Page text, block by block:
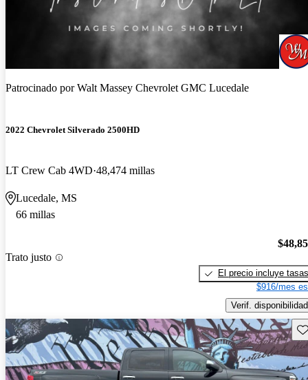
Patrocinado porWalt Massey Chevrolet GMC Lucedale
2022 Chevrolet Silverado 2500HD
LT Crew Cab 4WD 48,474 millas
Lucedale, MS
66 millas
Trato justo
El precio incluye tasas
$916/mes
Verif. disponibilidad